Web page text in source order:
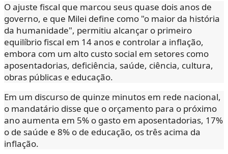
O ajuste fiscal que marcou seus quase dois anos de
governo, e que Milei define como "o maior da história
da humanidade", permitiu alcançar o primeiro
equilíbrio fiscal em 14 anos e controlar a inflação,
embora com um alto custo social em setores como
aposentadorias, deficiência, saúde, ciência, cultura,
obras públicas e educação.
Em um discurso de quinze minutos em rede nacional,
o mandatário disse que o orçamento para o próximo
ano aumenta em 5% o gasto em aposentadorias, 17%
o de saúde e 8% o de educação, os três acima da
inflação.